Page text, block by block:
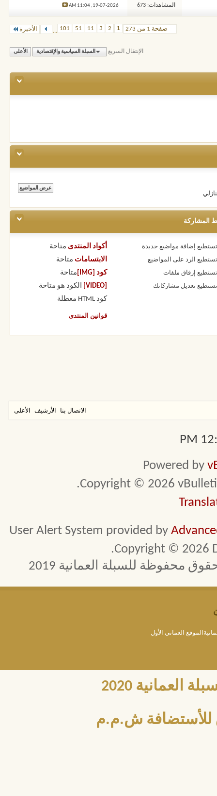
المشاهدات: 673 19-07-2026,
11:04 AM
صفحة 1 من 273 1
2
3
11
51
101
... الأخيرة
الإنتقال السريع السبلة السياسية والإقتصادية الأعلى
المشاركة
تستطيع إضافة مواضيع جديدة
تستطيع الرد على المواضيع
تستطيع إرفاق ملفات
تستطيع تعديل مشاركاتك
أكواد المنتدى متاحة
الابتسامات متاحة
كود [IMG]
متاحة
الكود هو متاحة
كود HTML
معطلة
قوانين المنتدى
الاتصال بنا الأرشيف الأعلى
Powered by
Copyright © 2026
User Alert System provided by
Copyright © 2026
محفوظة للسبلة العمانية 2019
العماني الأول
2020
للأستضافة ش.م.م